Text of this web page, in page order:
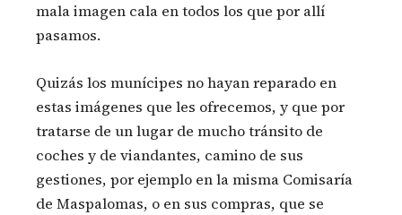
mala imagen cala en todos los que por allí
pasamos.
Quizás los munícipes no hayan reparado en
estas imágenes que les ofrecemos, y que por
tratarse de un lugar de mucho tránsito de
coches y de viandantes, camino de sus
gestiones, por ejemplo en la misma Comisaría
de Maspalomas, o en sus compras, que se